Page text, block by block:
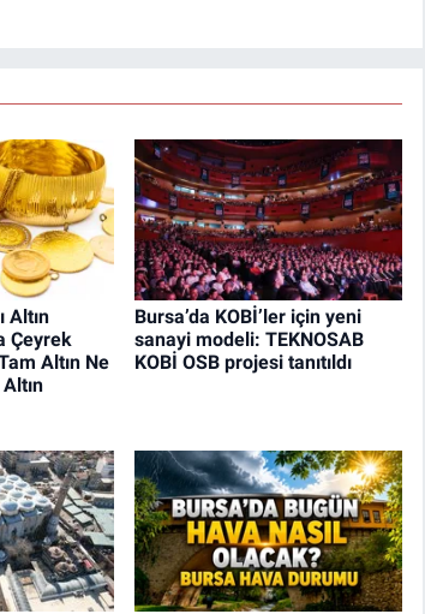
Altın
Çeyrek
Altın Ne
Bursa’da KOBİ’ler için yeni
sanayi modeli: TEKNOSAB
KOBİ OSB projesi tanıtıldı